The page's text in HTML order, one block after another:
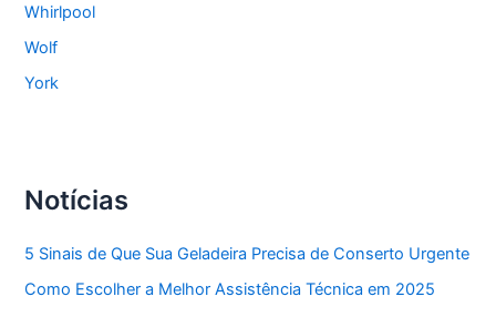
Whirlpool
Wolf
York
Notícias
5 Sinais de Que Sua Geladeira Precisa de Conserto Urgente
Como Escolher a Melhor Assistência Técnica em 2025